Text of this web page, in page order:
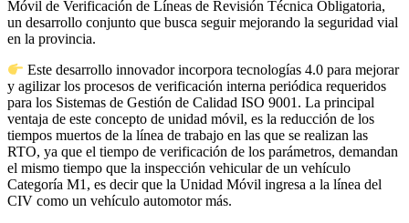
Móvil de Verificación de Líneas de Revisión Técnica Obligatoria,
un desarrollo conjunto que busca seguir mejorando la seguridad vial
en la provincia.
Este desarrollo innovador incorpora tecnologías 4.0 para mejorar
y agilizar los procesos de verificación interna periódica requeridos
para los Sistemas de Gestión de Calidad ISO 9001. La principal
ventaja de este concepto de unidad móvil, es la reducción de los
tiempos muertos de la línea de trabajo en las que se realizan las
RTO, ya que el tiempo de verificación de los parámetros, demandan
el mismo tiempo que la inspección vehicular de un vehículo
Categoría M1, es decir que la Unidad Móvil ingresa a la línea del
CIV como un vehículo automotor más.